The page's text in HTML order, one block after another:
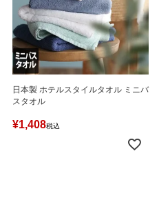
日本製 ホテルスタイルタオル ミニバ
スタオル
¥1,408税込